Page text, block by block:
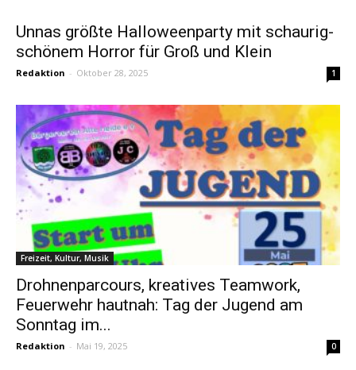
Unnas größte Halloweenparty mit schaurig-
schönem Horror für Groß und Klein
Redaktion - Oktober 28, 2025 1
Freizeit, Kultur, Musik
Drohnenparcours, kreatives Teamwork,
Feuerwehr hautnah: Tag der Jugend am
Sonntag im...
Redaktion - Mai 19, 2025 0